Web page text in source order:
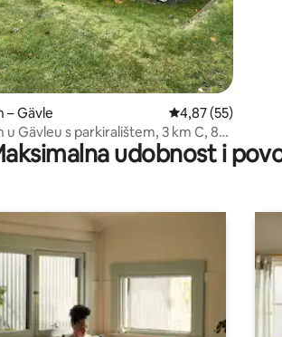
4,98/5, recenzija: 97
– Gävle Prosječna ocjena:
4,87 (55)
u Gävleu s parkiralištem, 3 km C, 8
Furuvik
udobnost i